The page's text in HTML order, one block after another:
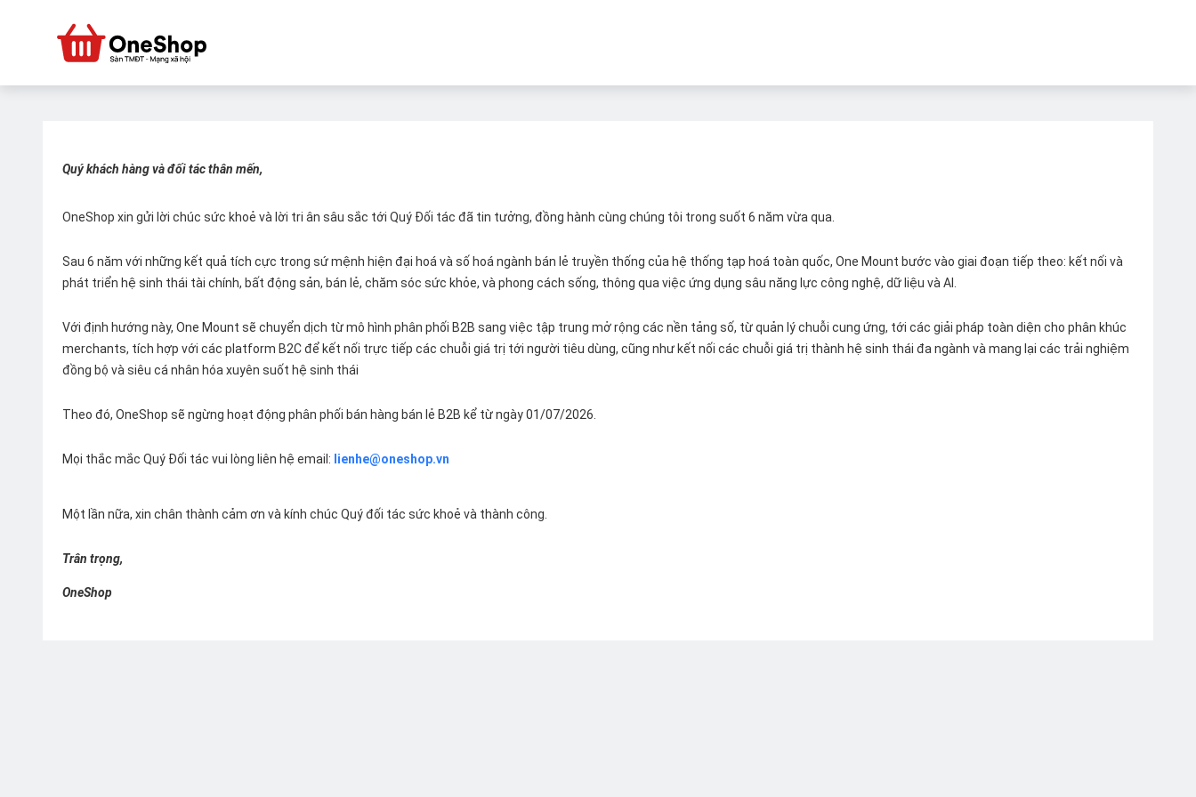
Quý khách hàng và đối tác thân mến,
OneShop xin gửi lời chúc sức khoẻ và lời tri ân sâu sắc tới Quý Đối tác đã tin tưởng, đồng hành cùng chúng tôi trong suốt 6 năm vừa qua.
Sau 6 năm với những kết quả tích cực trong sứ mệnh hiện đại hoá và số hoá ngành bán lẻ truyền thống của hệ thống tạp hoá toàn quốc, One Mount bước vào giai đoạn tiếp theo: kết nối và
phát triển hệ sinh thái tài chính, bất động sản, bán lẻ, chăm sóc sức khỏe, và phong cách sống, thông qua việc ứng dụng sâu năng lực công nghệ, dữ liệu và AI.
Với định hướng này, One Mount sẽ chuyển dịch từ mô hình phân phối B2B sang việc tập trung mở rộng các nền tảng số, từ quản lý chuỗi cung ứng, tới các giải pháp toàn diện cho phân khúc
merchants, tích hợp với các platform B2C để kết nối trực tiếp các chuỗi giá trị tới người tiêu dùng, cũng như kết nối các chuỗi giá trị thành hệ sinh thái đa ngành và mang lại các trải nghiệm
đồng bộ và siêu cá nhân hóa xuyên suốt hệ sinh thái
Theo đó, OneShop sẽ ngừng hoạt động phân phối bán hàng bán lẻ B2B kể từ ngày 01/07/2026.
Mọi thắc mắc Quý Đối tác vui lòng liên hệ email: lienhe@oneshop.vn
Một lần nữa, xin chân thành cảm ơn và kính chúc Quý đối tác sức khoẻ và thành công.
Trân trọng,
OneShop